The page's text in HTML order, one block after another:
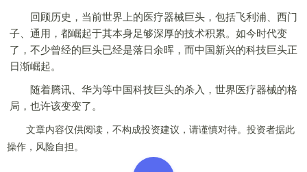
回顾历史，当前世界上的医疗器械巨头，包括飞利浦、西门
子、通用，都崛起于其本身足够深厚的技术积累。如今时代变
了，不少曾经的巨头已经是落日余晖，而中国新兴的科技巨头正
日渐崛起。
随着腾讯、华为等中国科技巨头的杀入，世界医疗器械的格
局，也许该变变了。
文章内容仅供阅读，不构成投资建议，请谨慎对待。投资者据此
操作，风险自担。